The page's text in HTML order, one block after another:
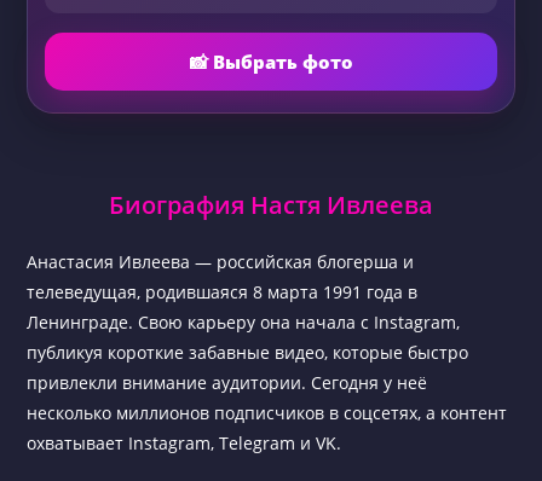
📸 Выбрать фото
Биография Настя Ивлеева
Анастасия Ивлеева — российская блогерша и
телеведущая, родившаяся 8 марта 1991 года в
Ленинграде. Свою карьеру она начала с Instagram,
публикуя короткие забавные видео, которые быстро
привлекли внимание аудитории. Сегодня у неё
несколько миллионов подписчиков в соцсетях, а контент
охватывает Instagram, Telegram и VK.